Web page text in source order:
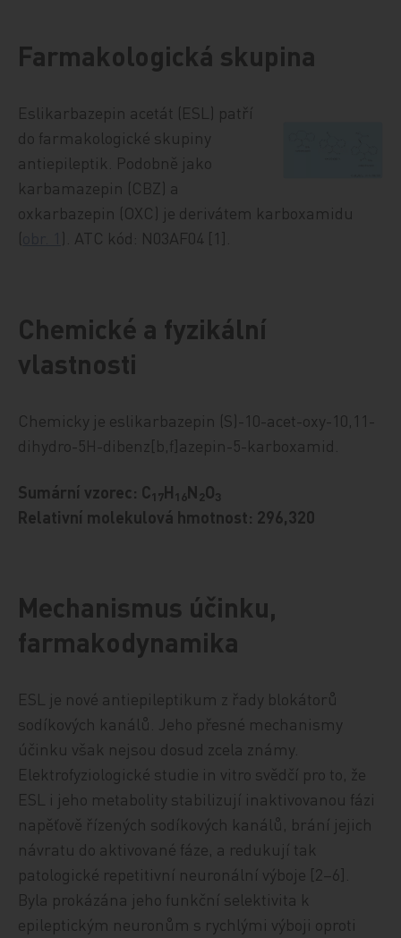
Farmakologická skupina
Eslikarbazepin acetát (ESL) patří
do farmakologické skupiny
antiepileptik. Podobně jako
karbamazepin (CBZ) a
oxkarbazepin (OXC) je derivátem karboxamidu
(
). ATC kód: N03AF04 [1].
Chemické a fyzikální
vlastnosti
Chemicky je eslikarbazepin (S)-10-acet-oxy-10,11-
dihydro-5H-dibenz[b,f]azepin-5-karboxamid.
Sumární vzorec: C17H 16N2O3
Relativní molekulová hmotnost: 296,320
Mechanismus účinku,
farmakodynamika
ESL je nové antiepileptikum z řady blokátorů
sodíkových kanálů. Jeho přesné mechanismy
účinku však nejsou dosud zcela známy.
Elektrofyziologické studie in vitro svědčí pro to, že
ESL i jeho metabolity stabilizují inaktivovanou fázi
napěťově řízených sodíkových kanálů, brání jejich
návratu do aktivované fáze, a redukují tak
patologické repetitivní neuronální výboje [2–6].
Byla prokázána jeho funkční selektivita k
epileptickým neuronům s rychlými výboji oproti